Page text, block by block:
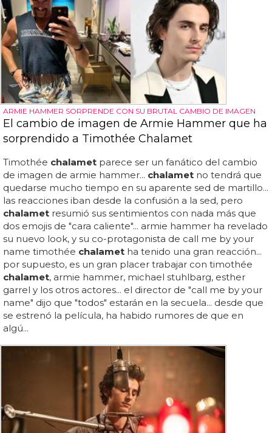
ARMIE HAMMER SORPRENDE CON SU BRUTAL CAMBIO DE IMAGEN
El cambio de imagen de Armie Hammer que ha
sorprendido a Timothée Chalamet
Timothée chalamet parece ser un fanático del cambio
de imagen de armie hammer... chalamet no tendrá que
quedarse mucho tiempo en su aparente sed de martillo...
las reacciones iban desde la confusión a la sed, pero
chalamet resumió sus sentimientos con nada más que
dos emojis de "cara caliente"... armie hammer ha revelado
su nuevo look, y su co-protagonista de call me by your
name timothée chalamet ha tenido una gran reacción...
por supuesto, es un gran placer trabajar con timothée
chalamet, armie hammer, michael stuhlbarg, esther
garrel y los otros actores... el director de "call me by your
name" dijo que "todos" estarán en la secuela... desde que
se estrenó la película, ha habido rumores de que en
algú...